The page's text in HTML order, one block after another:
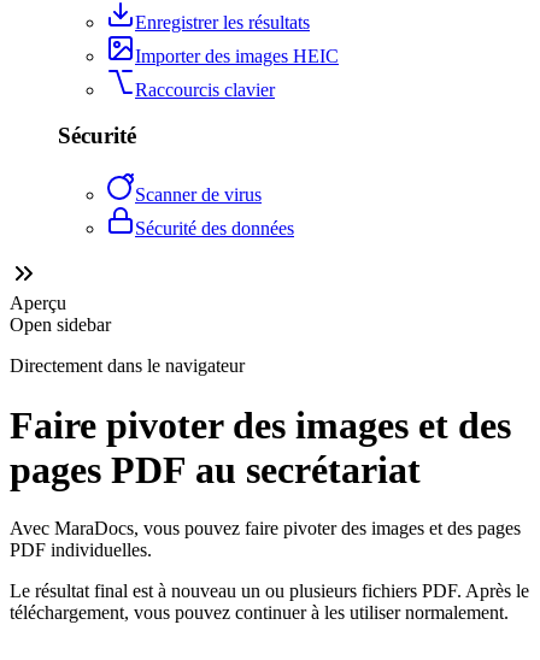
Enregistrer les résultats
Importer des images HEIC
Raccourcis clavier
Sécurité
Scanner de virus
Sécurité des données
Aperçu
Open sidebar
Directement dans le navigateur
Faire pivoter des images et des
pages PDF au secrétariat
Avec MaraDocs, vous pouvez faire pivoter des images et des pages
PDF individuelles.
Le résultat final est à nouveau un ou plusieurs fichiers PDF. Après le
téléchargement, vous pouvez continuer à les utiliser normalement.